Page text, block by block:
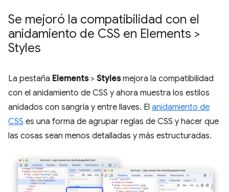
Se mejoró la compatibilidad con el
anidamiento de CSS en Elements >
Styles
La pestaña Elements> Stylesmejora la compatibilidad
con el anidamiento de CSS y ahora muestra los estilos
anidados con sangría y entre llaves. El anidamiento de
CSS es una forma de agrupar reglas de CSS y hacer que
las cosas sean menos detalladas y más estructuradas.